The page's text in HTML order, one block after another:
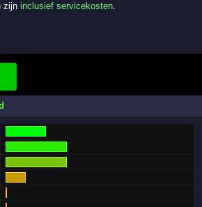
zijninclusief servicekosten.